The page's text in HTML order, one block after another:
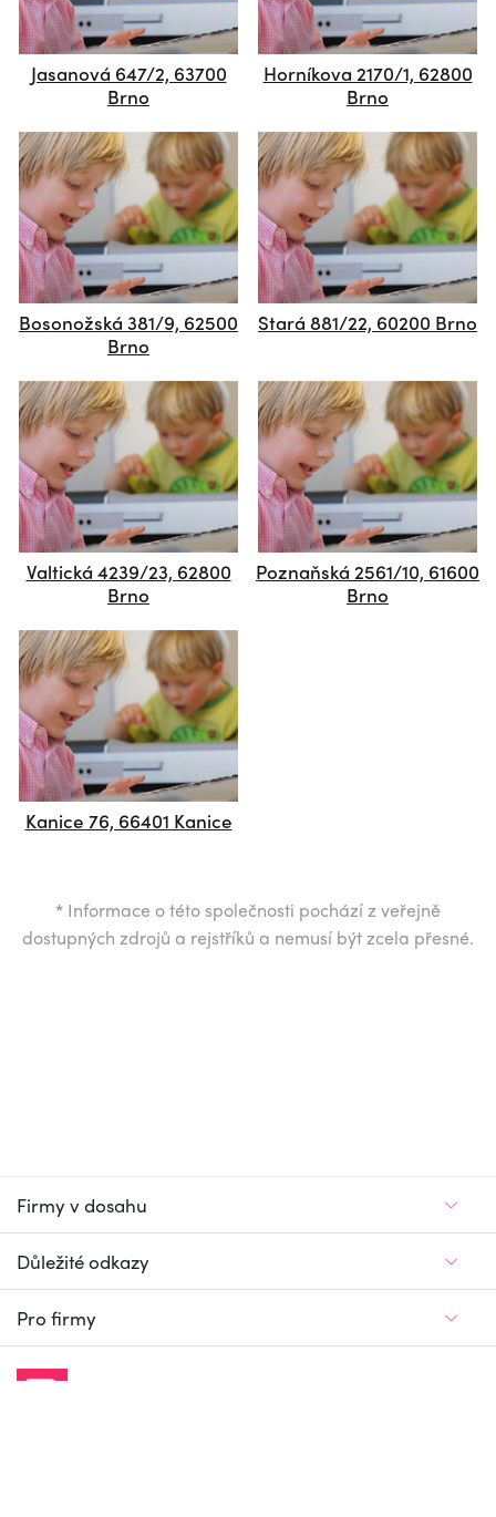
Jasanová 647/2, 63700
Brno
Horníkova 2170/1, 62800
Brno
Bosonožská 381/9, 62500
Brno
Stará 881/22, 60200 Brno
Valtická 4239/23, 62800
Brno
Poznaňská 2561/10, 61600
Brno
Kanice 76, 66401 Kanice
* Informace o této společnosti pochází z veřejně
dostupných zdrojů a rejstříků a nemusí být zcela přesné.
Firmy v dosahu
Důležité odkazy
Pro firmy